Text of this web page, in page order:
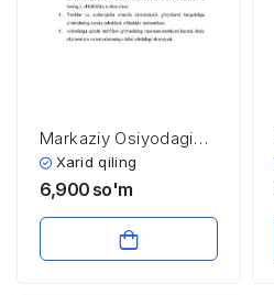
Markaziy Osiyodagi
barqarorlik va
havfsizlikka tahdid
ekstremistik va
terroristik tashkilotlar
Xarid qiling
6,900 so'm